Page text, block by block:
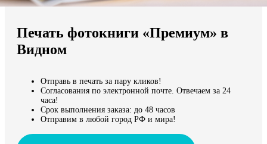
Мы доставляем по всему миру
Продолжить без города
Печать фотокниги «Премиум» в
Видном
Отправь в печать за пару кликов!
Согласования по электронной почте. Отвечаем за 24
часа!
Срок выполнения заказа: до 48 часов
Отправим в любой город РФ и мира!